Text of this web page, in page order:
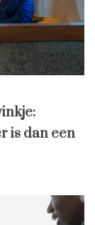
is dan een